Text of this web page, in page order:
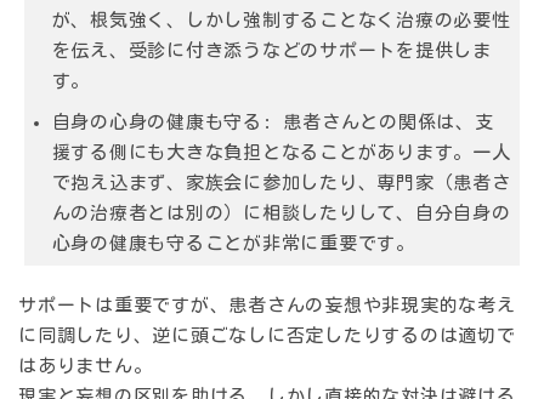
が、根気強く、しかし強制することなく治療の必要性
を伝え、受診に付き添うなどのサポートを提供しま
す。
自身の心身の健康も守る: 患者さんとの関係は、支
援する側にも大きな負担となることがあります。一人
で抱え込まず、家族会に参加したり、専門家（患者さ
んの治療者とは別の）に相談したりして、自分自身の
心身の健康も守ることが非常に重要です。
サポートは重要ですが、患者さんの妄想や非現実的な考え
に同調したり、逆に頭ごなしに否定したりするのは適切で
はありません。